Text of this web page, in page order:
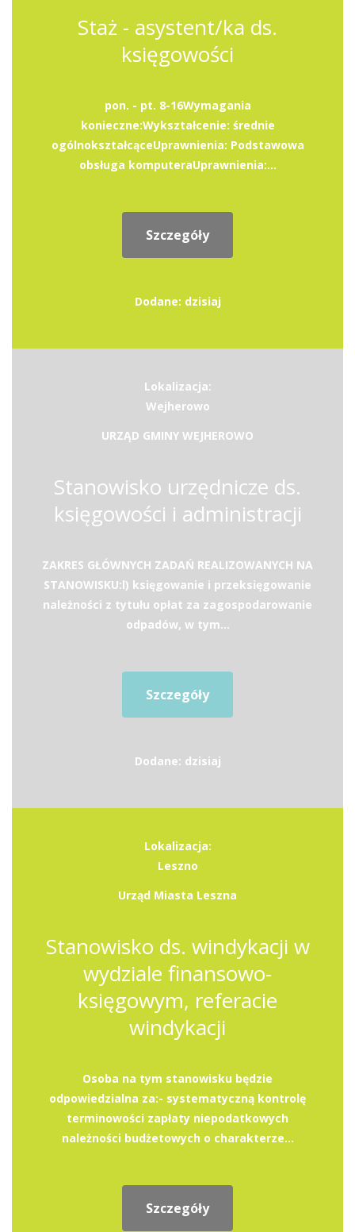
Staż - asystent/ka ds.
księgowości
pon. - pt. 8-16Wymagania
konieczne:Wykształcenie: średnie
ogólnokształcąceUprawnienia: Podstawowa
obsługa komputeraUprawnienia:...
Szczegóły
Dodane: dzisiaj
Lokalizacja:
Wejherowo
URZĄD GMINY WEJHEROWO
Stanowisko urzędnicze ds.
księgowości i administracji
ZAKRES GŁÓWNYCH ZADAŃ REALIZOWANYCH NA
STANOWISKU:l) księgowanie i przeksięgowanie
należności z tytułu opłat za zagospodarowanie
odpadów, w tym...
Szczegóły
Dodane: dzisiaj
Lokalizacja:
Leszno
Urząd Miasta Leszna
Stanowisko ds. windykacji w
wydziale finansowo-
księgowym, referacie
windykacji
Osoba na tym stanowisku będzie
odpowiedzialna za:- systematyczną kontrolę
terminowości zapłaty niepodatkowych
należności budżetowych o charakterze...
Szczegóły